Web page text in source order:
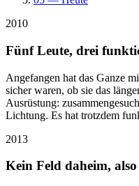
2010
Fünf Leute, drei
Angefangen hat das Ganze
sicher waren, ob sie das
Ausrüstung:
Lichtung. Es hat trotzdem
2013
Kein Feld daheim,